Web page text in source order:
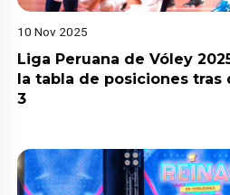
10 Nov 2025
Liga Peruana de Vóley
la tabla de posiciones tras
3